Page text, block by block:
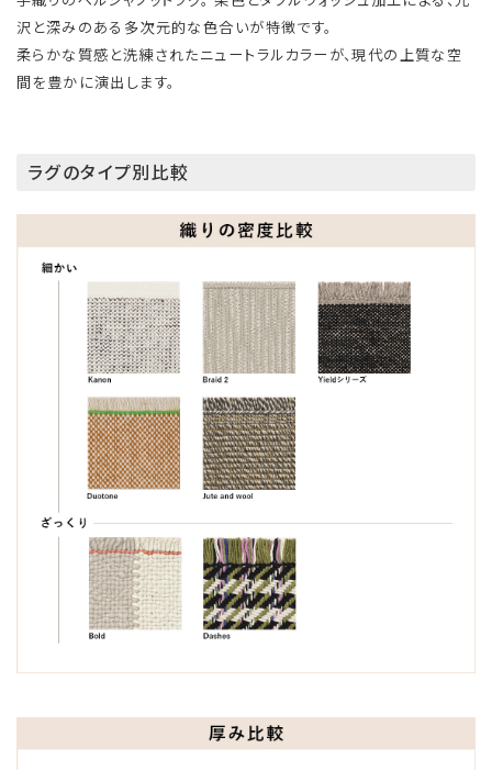
沢と深みのある多次元的な色合いが特徴です。
柔らかな質感と洗練されたニュートラルカラーが、現代の上質な空
間を豊かに演出します。
ラグのタイプ別比較